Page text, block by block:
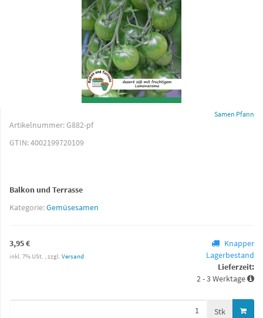
Samen Pfann
Artikelnummer:G882-pf
GTIN:4002199720109
Balkon und Terrasse
Kategorie:Gemüsesamen
3,95 €
inkl. 7% USt. , zzgl. Versand
Knapper
Lagerbestand
Lieferzeit:
2 - 3 Werktage
Stk